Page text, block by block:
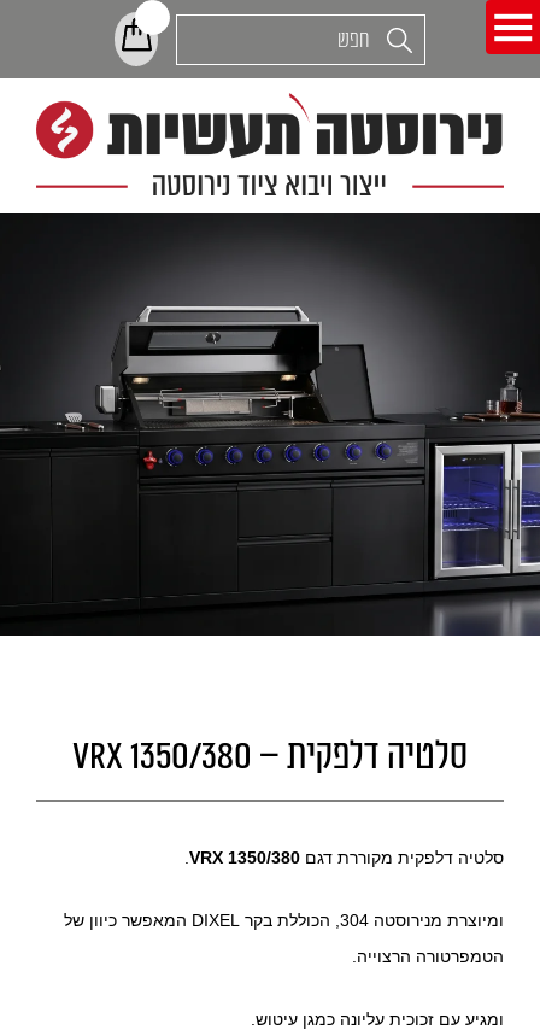
סלטיה דלפקית – VRX 1350/380
סלטיה דלפקית מקוררת דגםVRX 1350/380
ומיוצרת מנירוסטה 304, הכוללת בקר DIXEL המאפשר כיוון של
הטמפרטורה הרצוייה.
ומגיע עם זכוכית עליונה כמגן עיטוש.